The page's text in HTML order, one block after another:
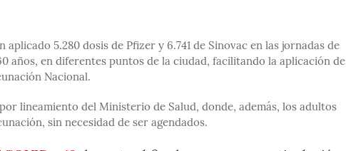
5.280 dosis de Pfizer y 6.741 de Sinovac en las jornadas de
años, en diferentes puntos de la ciudad, facilitando la aplicación de
Nacional.
lineamiento del Ministerio de Salud, donde, además, los adultos
sin necesidad de ser agendados.